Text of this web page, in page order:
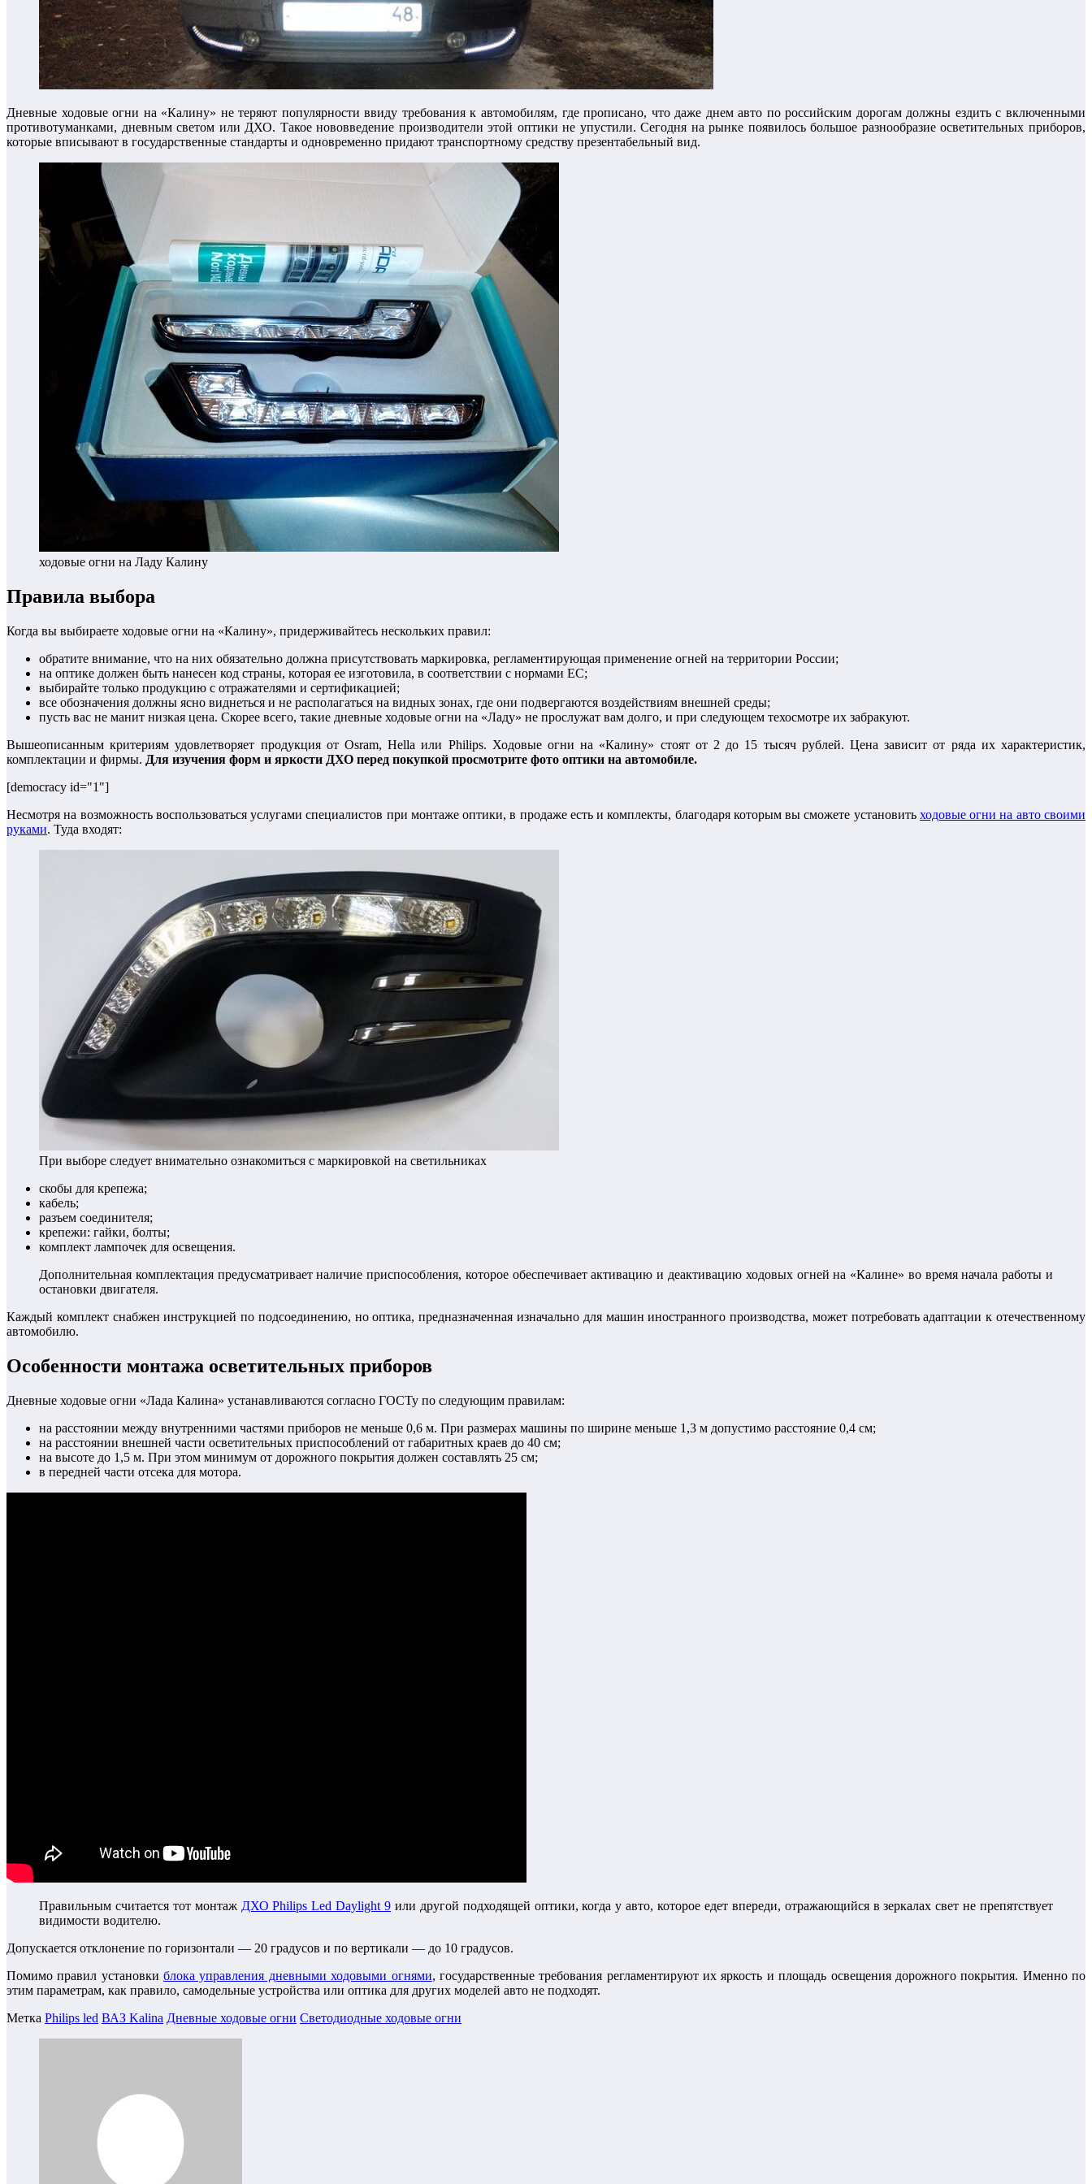
Дневные ходовые огни на «Калину» не теряют популярности ввиду требования к автомобилям, где прописано, что даже днем авто по российским дорогам должны ездить с включенными
противотуманками, дневным светом или ДХО. Такое нововведение производители этой оптики не упустили. Сегодня на рынке появилось большое разнообразие осветительных приборов,
которые вписывают в государственные стандарты и одновременно придают транспортному средству презентабельный вид.
ходовые огни на Ладу Калину
Правила выбора
Когда вы выбираете ходовые огни на «Калину», придерживайтесь нескольких правил:
обратите внимание, что на них обязательно должна присутствовать маркировка, регламентирующая применение огней на территории России;
на оптике должен быть нанесен код страны, которая ее изготовила, в соответствии с нормами ЕС;
выбирайте только продукцию с отражателями и сертификацией;
все обозначения должны ясно виднеться и не располагаться на видных зонах, где они подвергаются воздействиям внешней среды;
пусть вас не манит низкая цена. Скорее всего, такие дневные ходовые огни на «Ладу» не прослужат вам долго, и при следующем техосмотре их забракуют.
Вышеописанным критериям удовлетворяет продукция от Osram, Hella или Philips. Ходовые огни на «Калину» стоят от 2 до 15 тысяч рублей. Цена зависит от ряда их характеристик,
комплектации и фирмы. Для изучения форм и яркости ДХО перед покупкой просмотрите фото оптики на автомобиле.
[democracy id="1"]
Несмотря на возможность воспользоваться услугами специалистов при монтаже оптики, в продаже есть и комплекты, благодаря которым вы сможете установить ходовые огни на авто своими
руками. Туда входят:
При выборе следует внимательно ознакомиться с маркировкой на светильниках
скобы для крепежа;
кабель;
разъем соединителя;
крепежи: гайки, болты;
комплект лампочек для освещения.
Дополнительная комплектация предусматривает наличие приспособления, которое обеспечивает активацию и деактивацию ходовых огней на «Калине» во время начала работы и
остановки двигателя.
Каждый комплект снабжен инструкцией по подсоединению, но оптика, предназначенная изначально для машин иностранного производства, может потребовать адаптации к отечественному
автомобилю.
Особенности монтажа осветительных приборов
Дневные ходовые огни «Лада Калина» устанавливаются согласно ГОСТу по следующим правилам:
на расстоянии между внутренними частями приборов не меньше 0,6 м. При размерах машины по ширине меньше 1,3 м допустимо расстояние 0,4 см;
на расстоянии внешней части осветительных приспособлений от габаритных краев до 40 см;
на высоте до 1,5 м. При этом минимум от дорожного покрытия должен составлять 25 см;
в передней части отсека для мотора.
Правильным считается тот монтаж ДХО Philips Led Daylight 9 или другой подходящей оптики, когда у авто, которое едет впереди, отражающийся в зеркалах свет не препятствует
видимости водителю.
Допускается отклонение по горизонтали — 20 градусов и по вертикали — до 10 градусов.
Помимо правил установкиблока управления дневными ходовыми огнями, государственные требования регламентируют их яркость и площадь освещения дорожного покрытия. Именно по
этим параметрам, как правило, самодельные устройства или оптика для других моделей авто не подходят.
Метка Philips led ВАЗ Kalina Дневные ходовые огни Светодиодные ходовые огни